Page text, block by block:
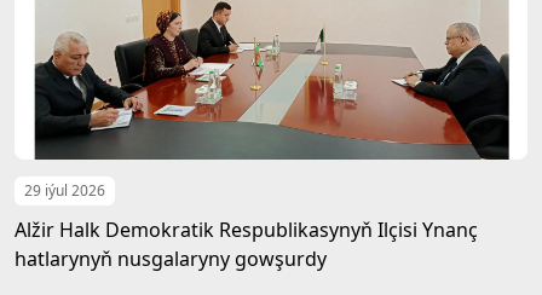
29 iýul 2026
Alžir Halk Demokratik Respublikasynyň Ilçisi Ynanç
hatlarynyň nusgalaryny gowşurdy